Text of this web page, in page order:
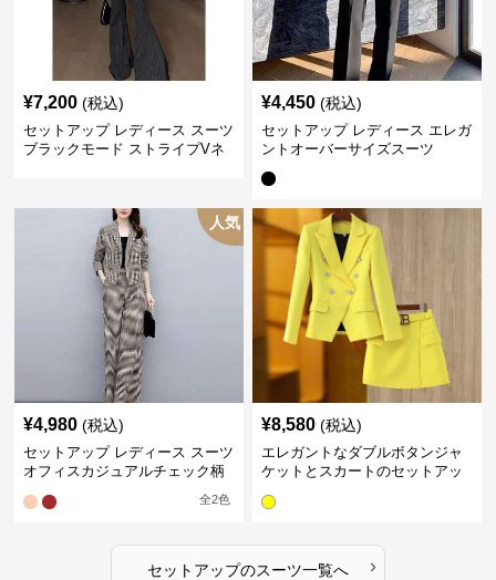
¥7,200 (税込)
セットアップ レディース スーツ
ブラックモード ストライプVネ
¥4,450 (税込)
セットアップ レディース エレガ
ントオーバーサイズスーツ
人気
¥4,980 (税込)
セットアップ レディース スーツ
オフィスカジュアルチェック柄
全2色
¥8,580 (税込)
エレガントなダブルボタンジャ
ケットとスカートのセットアッ
セットアップのスーツ一覧へ ›